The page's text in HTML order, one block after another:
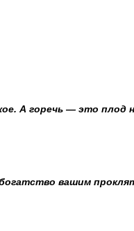
А горечь — это плод
вашим